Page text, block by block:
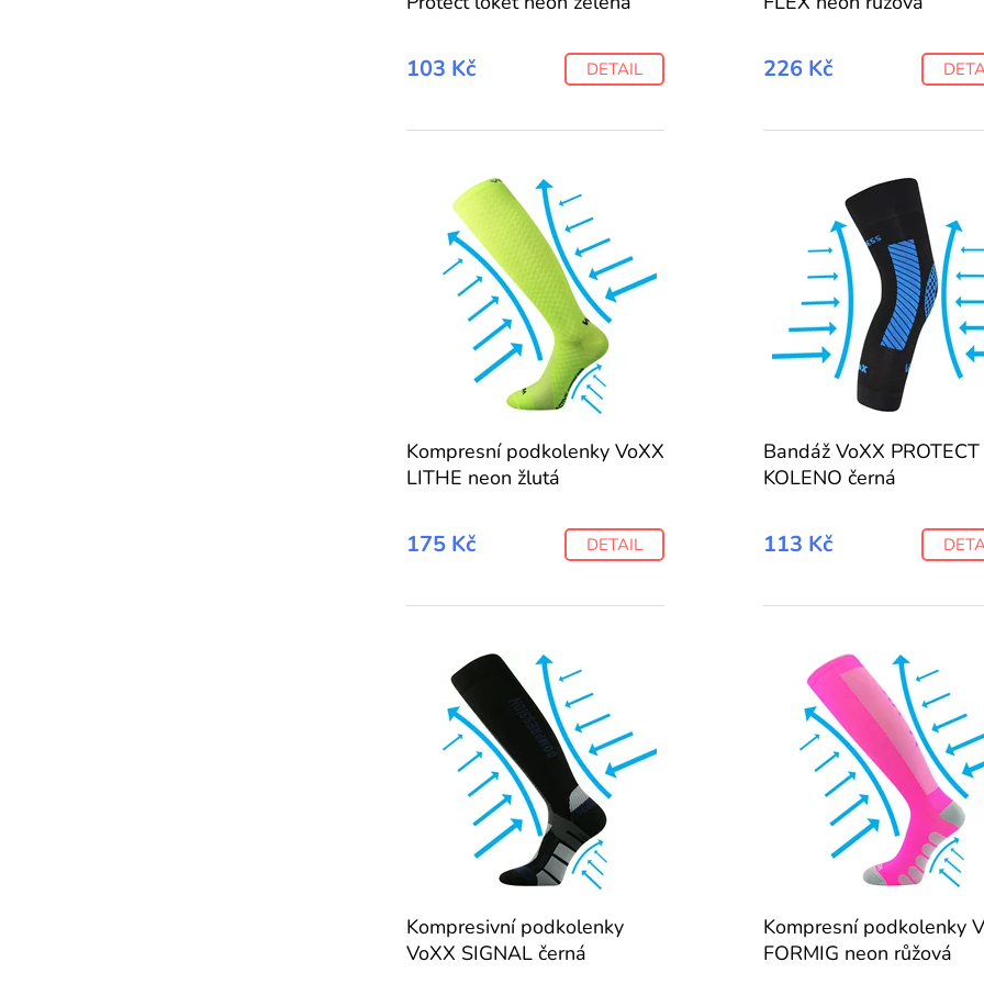
103 Kč DETAIL 226 Kč
Kompresní podkolenky VoXX
LITHE neon žlutá
175 Kč DETAIL
Bandáž VoXX PROTECT
KOLENO černá
113 Kč
Kompresivní podkolenky
VoXX SIGNAL černá
Kompresní podkolenky
FORMIG neon růžová